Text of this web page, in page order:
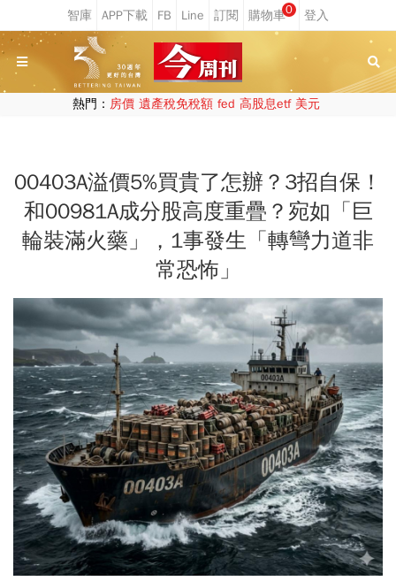
0
熱門： 房價 遺產稅免稅額 fed 高股息etf 美元
00403A溢價5%買貴了怎辦？3招自保！
和00981A成分股高度重疊？宛如「巨
輪裝滿火藥」，1事發生「轉彎力道非
常恐怖」